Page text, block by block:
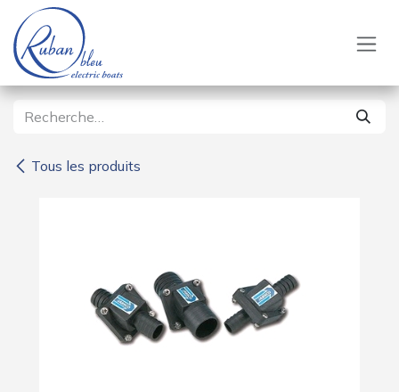
Se rendre au contenu
Tous les produits